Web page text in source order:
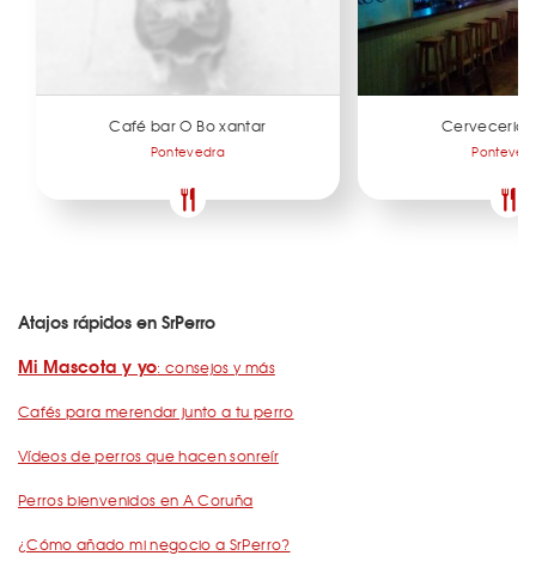
Café bar O Bo xantar
Pontevedra
Cerveceria
Atajos rápidos en SrPerro
Mi Mascota y yo: consejos y más
Cafés para merendar junto a tu perro
Vídeos de perros que hacen sonreír
Perros bienvenidos en A Coruña
¿Cómo añado mi negocio a SrPerro?